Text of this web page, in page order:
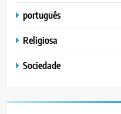
português
Religiosa
Sociedade